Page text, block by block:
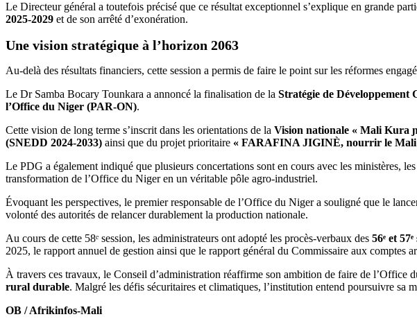
Le Directeur général a toutefois précisé que ce résultat exceptionnel s’explique en grande
2025-2029 et de son arrêté d’exonération.
Une vision stratégique à l’horizon 2063
Au-delà des résultats financiers, cette session a permis de faire le point sur les réformes
Le Dr Samba Bocary Tounkara a annoncé la finalisation de la Stratégie de Développement
l’Office du Niger (PAR-ON).
Cette vision de long terme s’inscrit dans les orientations de la Vision nationale « Mali Kura
(SNEDD 2024-2033) ainsi que du projet prioritaire « FARAFINA JIGINÈ, nourrir le Mali
Le PDG a également indiqué que plusieurs concertations sont en cours avec les ministères,
transformation de l’Office du Niger en un véritable pôle agro-industriel.
Évoquant les perspectives, le premier responsable de l’Office du Niger a souligné que le
volonté des autorités de relancer durablement la production nationale.
Au cours de cette 58ᵉ session, les administrateurs ont adopté les procès-verbaux des 56ᵉ et
2025, le rapport annuel de gestion ainsi que le rapport général du Commissaire aux comptes
À travers ces travaux, le Conseil d’administration réaffirme son ambition de faire de l’Office
rural durable. Malgré les défis sécuritaires et climatiques, l’institution entend poursuivre
OB / Afrikinfos-Mali